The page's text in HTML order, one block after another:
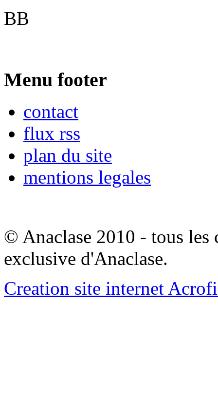
BB
Menu footer
contact
flux rss
plan du site
mentions legales
© Anaclase 2010 - tous les
exclusive d'Anaclase.
Creation site internet